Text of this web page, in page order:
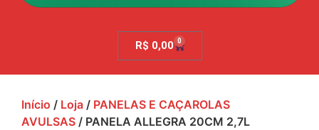
R$ 0,00 0
Início / Loja / PANELAS E CAÇAROLAS
AVULSAS / PANELA ALLEGRA 20CM 2,7L